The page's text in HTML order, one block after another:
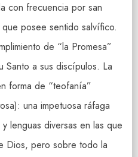
con frecuencia por san
posee sentido salvífico.
de “la Promesa”
Santo a sus discípulos. La
forma de “teofanía”
una impetuosa ráfaga
lenguas diversas en las que
Dios, pero sobre todo la